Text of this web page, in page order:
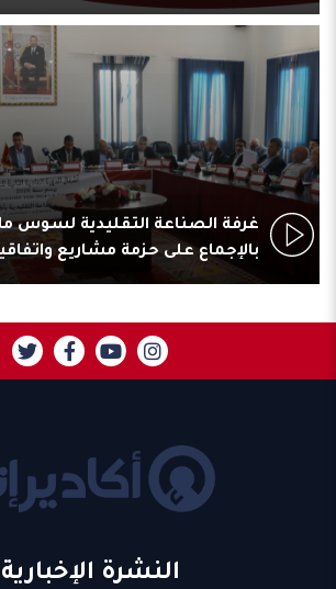
غرفة الصناعة التقليدية لسوس
بالإجماع على حزمة مشاريع
النشرة الإخبارية